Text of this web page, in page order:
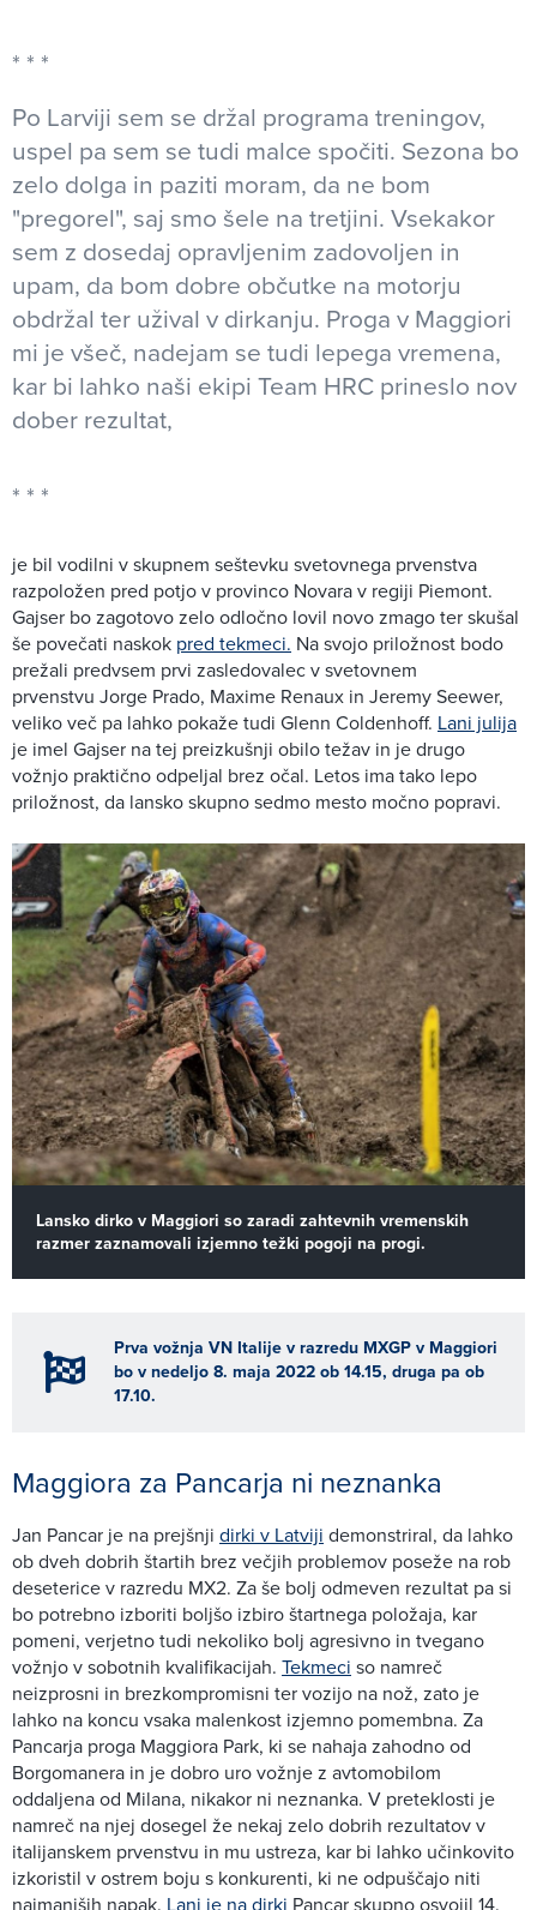
Po Larviji sem se držal programa treningov,
uspel pa sem se tudi malce spočiti. Sezona bo
zelo dolga in paziti moram, da ne bom
"pregorel", saj smo šele na tretjini. Vsekakor
sem z dosedaj opravljenim zadovoljen in
upam, da bom dobre občutke na motorju
obdržal ter užival v dirkanju. Proga v Maggiori
mi je všeč, nadejam se tudi lepega vremena,
kar bi lahko naši ekipi Team HRC prineslo nov
dober rezultat,
je bil vodilni v skupnem seštevku svetovnega prvenstva
razpoložen pred potjo v provinco Novara v regiji Piemont.
Gajser bo zagotovo zelo odločno lovil novo zmago ter skušal
še povečati naskok pred tekmeci. Na svojo priložnost bodo
prežali predvsem prvi zasledovalec v svetovnem
prvenstvu Jorge Prado, Maxime Renaux in Jeremy Seewer,
veliko več pa lahko pokaže tudi Glenn Coldenhoff. Lani julija
je imel Gajser na tej preizkušnji obilo težav in je drugo
vožnjo praktično odpeljal brez očal. Letos ima tako lepo
priložnost, da lansko skupno sedmo mesto močno popravi.
Lansko dirko v Maggiori so zaradi zahtevnih vremenskih
razmer zaznamovali izjemno težki pogoji na progi.
Prva vožnja VN Italije v razredu MXGP v Maggiori
bo v nedeljo 8. maja 2022 ob 14.15, druga pa ob
17.10.
Maggiora za Pancarja ni neznanka
Jan Pancar je na prejšnji dirki v Latviji demonstriral, da lahko
ob dveh dobrih štartih brez večjih problemov poseže na rob
deseterice v razredu MX2. Za še bolj odmeven rezultat pa si
bo potrebno izboriti boljšo izbiro štartnega položaja, kar
pomeni, verjetno tudi nekoliko bolj agresivno in tvegano
vožnjo v sobotnih kvalifikacijah. Tekmeci so namreč
neizprosni in brezkompromisni ter vozijo na nož, zato je
lahko na koncu vsaka malenkost izjemno pomembna. Za
Pancarja proga Maggiora Park, ki se nahaja zahodno od
Borgomanera in je dobro uro vožnje z avtomobilom
oddaljena od Milana, nikakor ni neznanka. V preteklosti je
namreč na njej dosegel že nekaj zelo dobrih rezultatov v
italijanskem prvenstvu in mu ustreza, kar bi lahko učinkovito
izkoristil v ostrem boju s konkurenti, ki ne odpuščajo niti
najmanjših napak. Lani je na dirki Pancar skupno osvojil 14.